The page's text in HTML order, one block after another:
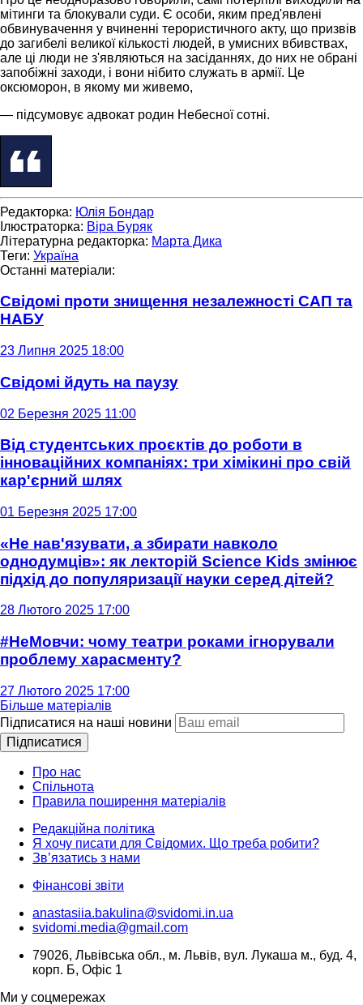
мітинги та блокували суди. Є особи, яким пред'явлені
обвинувачення у вчиненні терористичного акту, що призвів
до загибелі великої кількості людей, в умисних вбивствах,
але ці люди не з'являються на засіданнях, до них не обрані
запобіжні заходи, і вони нібито служать в армії. Це
оксюморон, в якому ми живемо,
— підсумовує адвокат родин Небесної сотні.
Редакторка: Юлія Бондар
Ілюстраторка: Віра Буряк
Літературна редакторка: Марта Дика
Теги: Україна
Останні матеріали:
Свідомі проти знищення незалежності САП та
НАБУ
23 Липня 2025 18:00
Свідомі йдуть на паузу
02 Березня 2025 11:00
Від студентських проєктів до роботи в
інноваційних компаніях: три хімікині про свій
кар'єрний шлях
01 Березня 2025 17:00
«Не нав'язувати, а збирати навколо
однодумців»: як лекторій Science Kids змінює
підхід до популяризації науки серед дітей?
28 Лютого 2025 17:00
#НеМовчи: чому театри роками ігнорували
проблему харасменту?
27 Лютого 2025 17:00
Більше матеріалів
Підписатися на наші новини
Підписатися
Про нас
Спільнота
Правила поширення матеріалів
Редакційна політика
Я хочу писати для Свідомих. Що треба робити?
Зв’язатись з нами
Фінансові звіти
anastasiia.bakulina@svidomi.in.ua
svidomi.media@gmail.com
79026, Львівська обл., м. Львів, вул. Лукаша м., буд. 4,
корп. Б, Офіс 1
Ми у соцмережах